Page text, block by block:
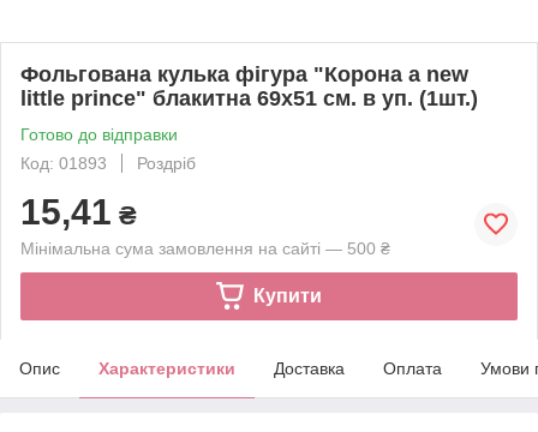
Фольгована кулька фігура "Корона a new
little prince" блакитна 69х51 см. в уп. (1шт.)
Готово до відправки
Код: 01893
Роздріб
15,41 ₴
Мінімальна сума замовлення на сайті — 500 ₴
Купити
Опис Характеристики Доставка Оплата Умови